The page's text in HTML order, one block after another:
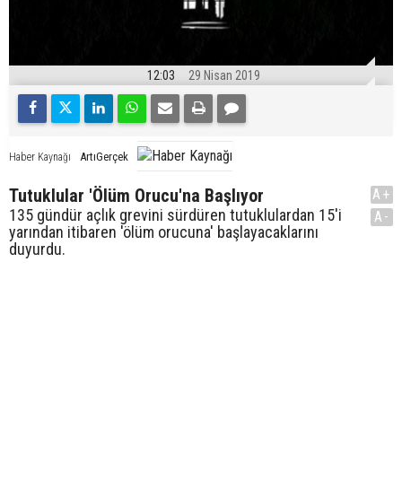
12:03 29 Nisan 2019
Haber Kaynağı ArtıGerçek
Tutuklular 'Ölüm Orucu'na Başlıyor
135 gündür açlık grevini sürdüren tutuklulardan 15'i
yarından itibaren 'ölüm orucuna' başlayacaklarını
duyurdu.
A+
A-